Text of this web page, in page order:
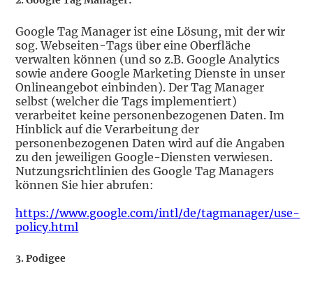
Google Tag Manager ist eine Lösung, mit der wir
sog. Webseiten-Tags über eine Oberfläche
verwalten können (und so z.B. Google Analytics
sowie andere Google Marketing Dienste in unser
Onlineangebot einbinden). Der Tag Manager
selbst (welcher die Tags implementiert)
verarbeitet keine personenbezogenen Daten. Im
Hinblick auf die Verarbeitung der
personenbezogenen Daten wird auf die Angaben
zu den jeweiligen Google-Diensten verwiesen.
Nutzungsrichtlinien des Google Tag Managers
können Sie hier abrufen:
https://www.google.com/intl/de/tagmanager/use-
policy.html
3. Podigee